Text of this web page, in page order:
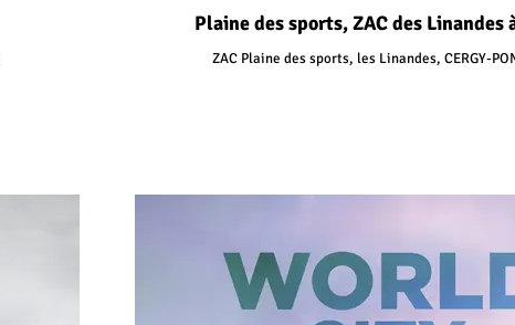
Plaine des sports, ZAC des Linandes
ZAC Plaine des sports, les Linandes, CERGY-